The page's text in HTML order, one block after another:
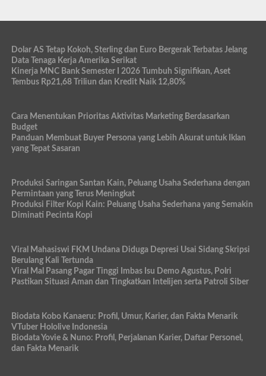
Dolar AS Tetap Kokoh, Sterling dan Euro Bergerak Terbatas Jelang
Data Tenaga Kerja Amerika Serikat
Kinerja MNC Bank Semester I 2026 Tumbuh Signifikan, Aset
Tembus Rp21,68 Triliun dan Kredit Naik 12,80%
Cara Menentukan Prioritas Aktivitas Marketing Berdasarkan
Budget
Panduan Membuat Buyer Persona yang Lebih Akurat untuk Iklan
yang Tepat Sasaran
Produksi Saringan Santan Kain, Peluang Usaha Sederhana dengan
Permintaan yang Terus Meningkat
Produksi Filter Kopi Kain: Peluang Usaha Sederhana yang Semakin
Diminati Pecinta Kopi
Viral Mahasiswi FKM Undana Diduga Depresi Usai Sidang Skripsi
Berulang Kali Tertunda
Viral Mal Pasang Pagar Tinggi Imbas Isu Demo Agustus, Polri
Pastikan Situasi Aman dan Tingkatkan Intelijen serta Patroli Siber
Biodata Kobo Kanaeru: Profil, Umur, Karier, dan Fakta Menarik
VTuber Hololive Indonesia
Biodata Yovie & Nuno: Profil, Perjalanan Karier, Daftar Personel,
dan Fakta Menarik